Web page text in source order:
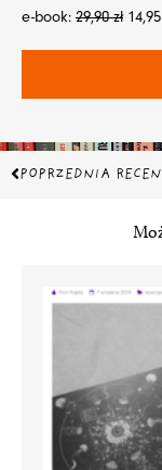
e-book: 29,90zł 14,95
Prev
POPRZEDNIA